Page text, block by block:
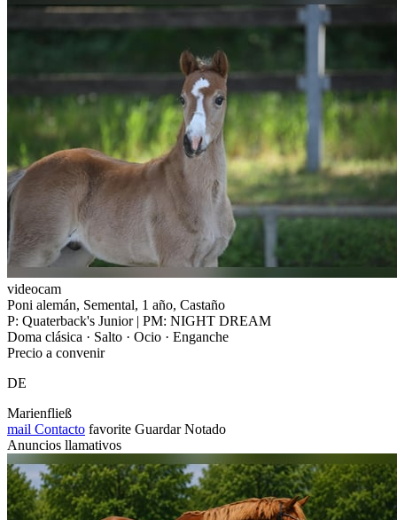
videocam
Poni alemán, Semental, 1 año, Castaño
P: Quaterback's Junior | PM: NIGHT DREAM
Doma clásica · Salto · Ocio · Enganche
Precio a convenir
DE
Marienfließ
mail Contacto favorite Guardar Notado
Anuncios llamativos